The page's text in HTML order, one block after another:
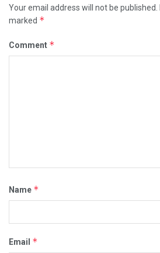
Your email address will not be published.
marked *
Comment *
Name *
Email *